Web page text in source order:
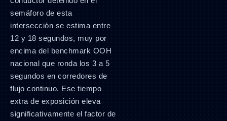
semáforo de esta
intersección se estima entre
12 y 18 segundos, muy por
encima del benchmark OOH
nacional que ronda los 3 a 5
segundos en corredores de
flujo continuo. Ese tiempo
extra de exposición eleva
significativamente el factor de